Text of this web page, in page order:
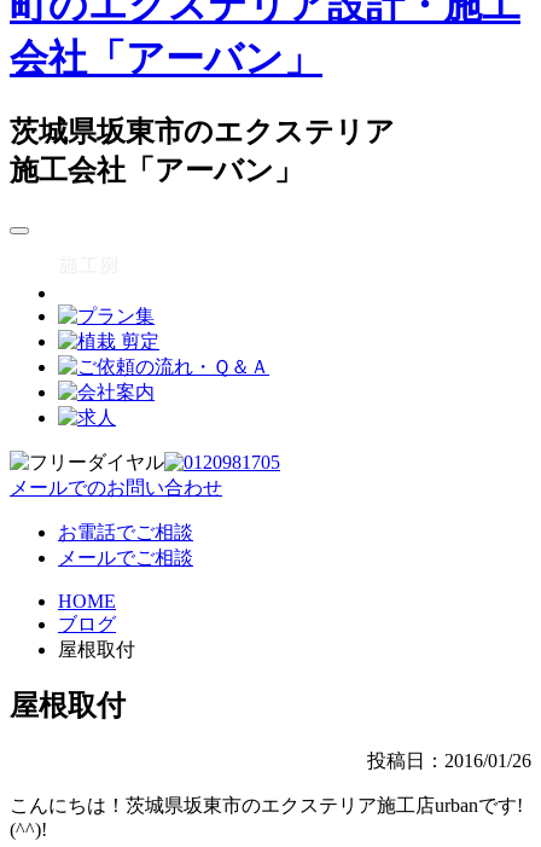
茨城県坂東市のエクステリア
施工会社「アーバン」
メールでのお問い合わせ
お電話でご相談
メールでご相談
HOME
ブログ
屋根取付
屋根取付
投稿日：2016/01/26
こんにちは！茨城県坂東市のエクステリア施工店urbanです!
(^^)!